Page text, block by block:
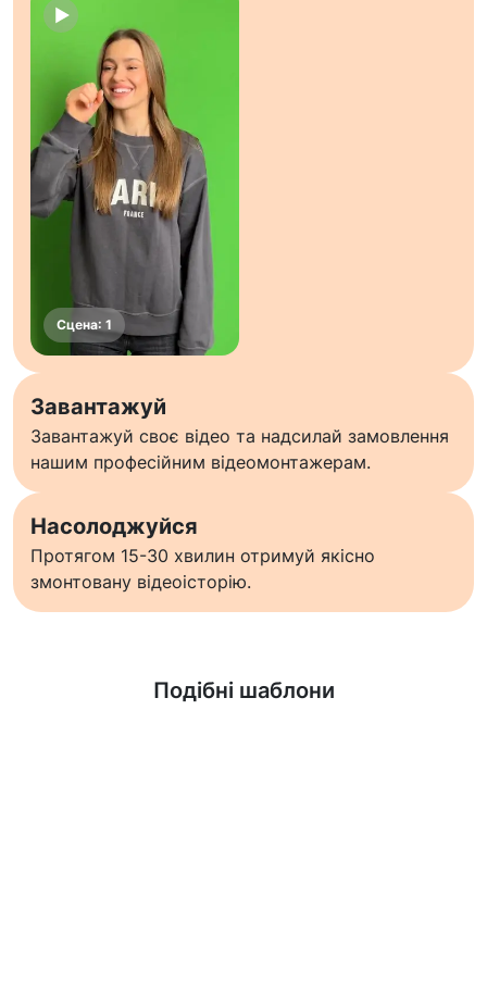
Завантажуй
Завантажуй своє відео та надсилай замовлення
нашим професійним відеомонтажерам.
Насолоджуйся
Протягом 15-30 хвилин отримуй якісно
змонтовану відеоісторію.
Подібні шаблони
Дізнатися більше